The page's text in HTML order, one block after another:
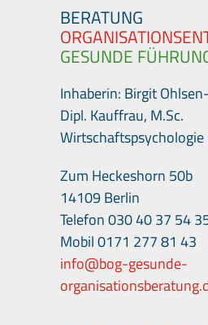
BERATUNG
GESUNDE
Inhaberin: Birgit
Dipl. Kauffrau, M.Sc.
Wirtschaftspsychologie
Zum Heckeshorn 50b
14109 Berlin
Telefon 030 40 37 54
Mobil 0171 277 81 43
info@bog-gesunde-